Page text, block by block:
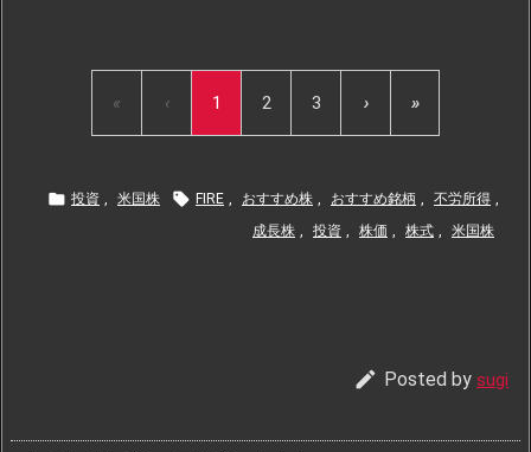
« ‹ 1 2 3 › »
 投資 , 米国株  FIRE , おすすめ株 , おすすめ銘柄 , 不労所得 ,
成長株 , 投資 , 株価 , 株式 , 米国株
 Posted by sugi